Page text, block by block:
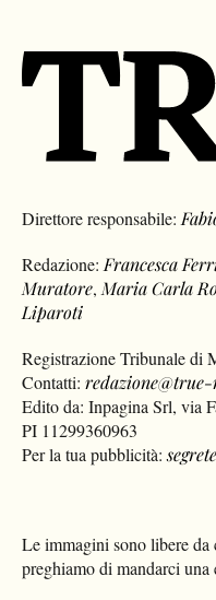
Redazione:Francesca
Muratore
Registrazione Tribunale di
Contatti:
Edito da: Inpagina Srl, via
PI 11299360963
Le immagini sono libere da